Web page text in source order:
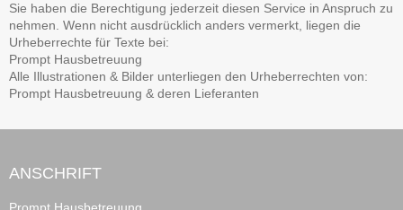
Sie haben die Berechtigung jederzeit diesen Service in Anspruch zu
nehmen. Wenn nicht ausdrücklich anders vermerkt, liegen die
Urheberrechte für Texte bei:
Prompt Hausbetreuung
Alle Illustrationen & Bilder unterliegen den Urheberrechten von:
Prompt Hausbetreuung & deren Lieferanten
ANSCHRIFT